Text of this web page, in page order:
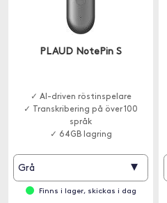
PLAUD NotePin S
✓ AI-driven röstinspelare
✓ Transkribering på över 100
språk
✓ 64GB lagring
Grå ▾
Finns i lager, skickas i dag